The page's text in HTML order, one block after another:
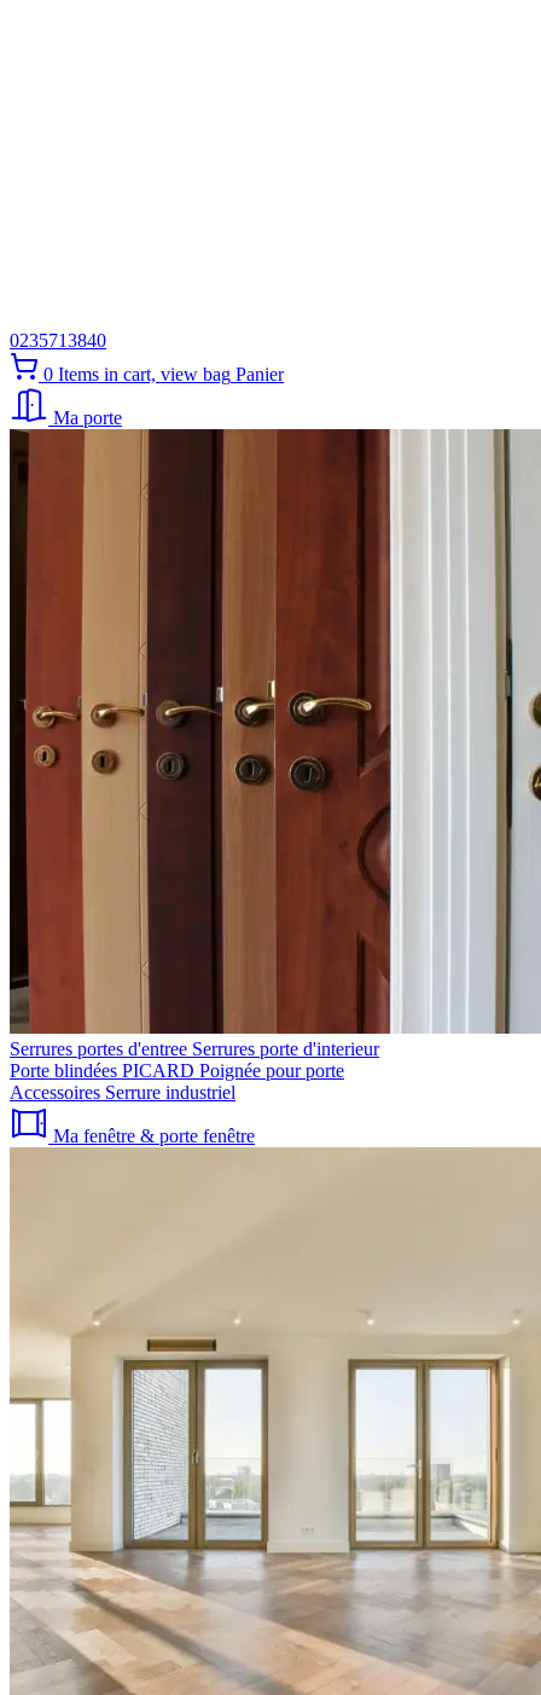
0235713840
0 Items in cart, view bag Panier
Ma porte
Serrures portes d'entree Serrures porte d'interieur
Porte blindées PICARD Poignée pour porte
Accessoires Serrure industriel
Ma fenêtre & porte fenêtre